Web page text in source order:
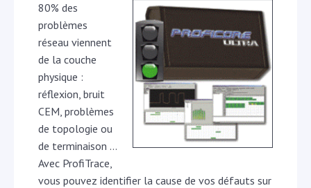
80% des
problèmes
réseau viennent
de la couche
physique :
réflexion, bruit
CEM, problèmes
de topologie ou
de terminaison …
Avec ProfiTrace,
vous pouvez identifier la cause de vos défauts sur